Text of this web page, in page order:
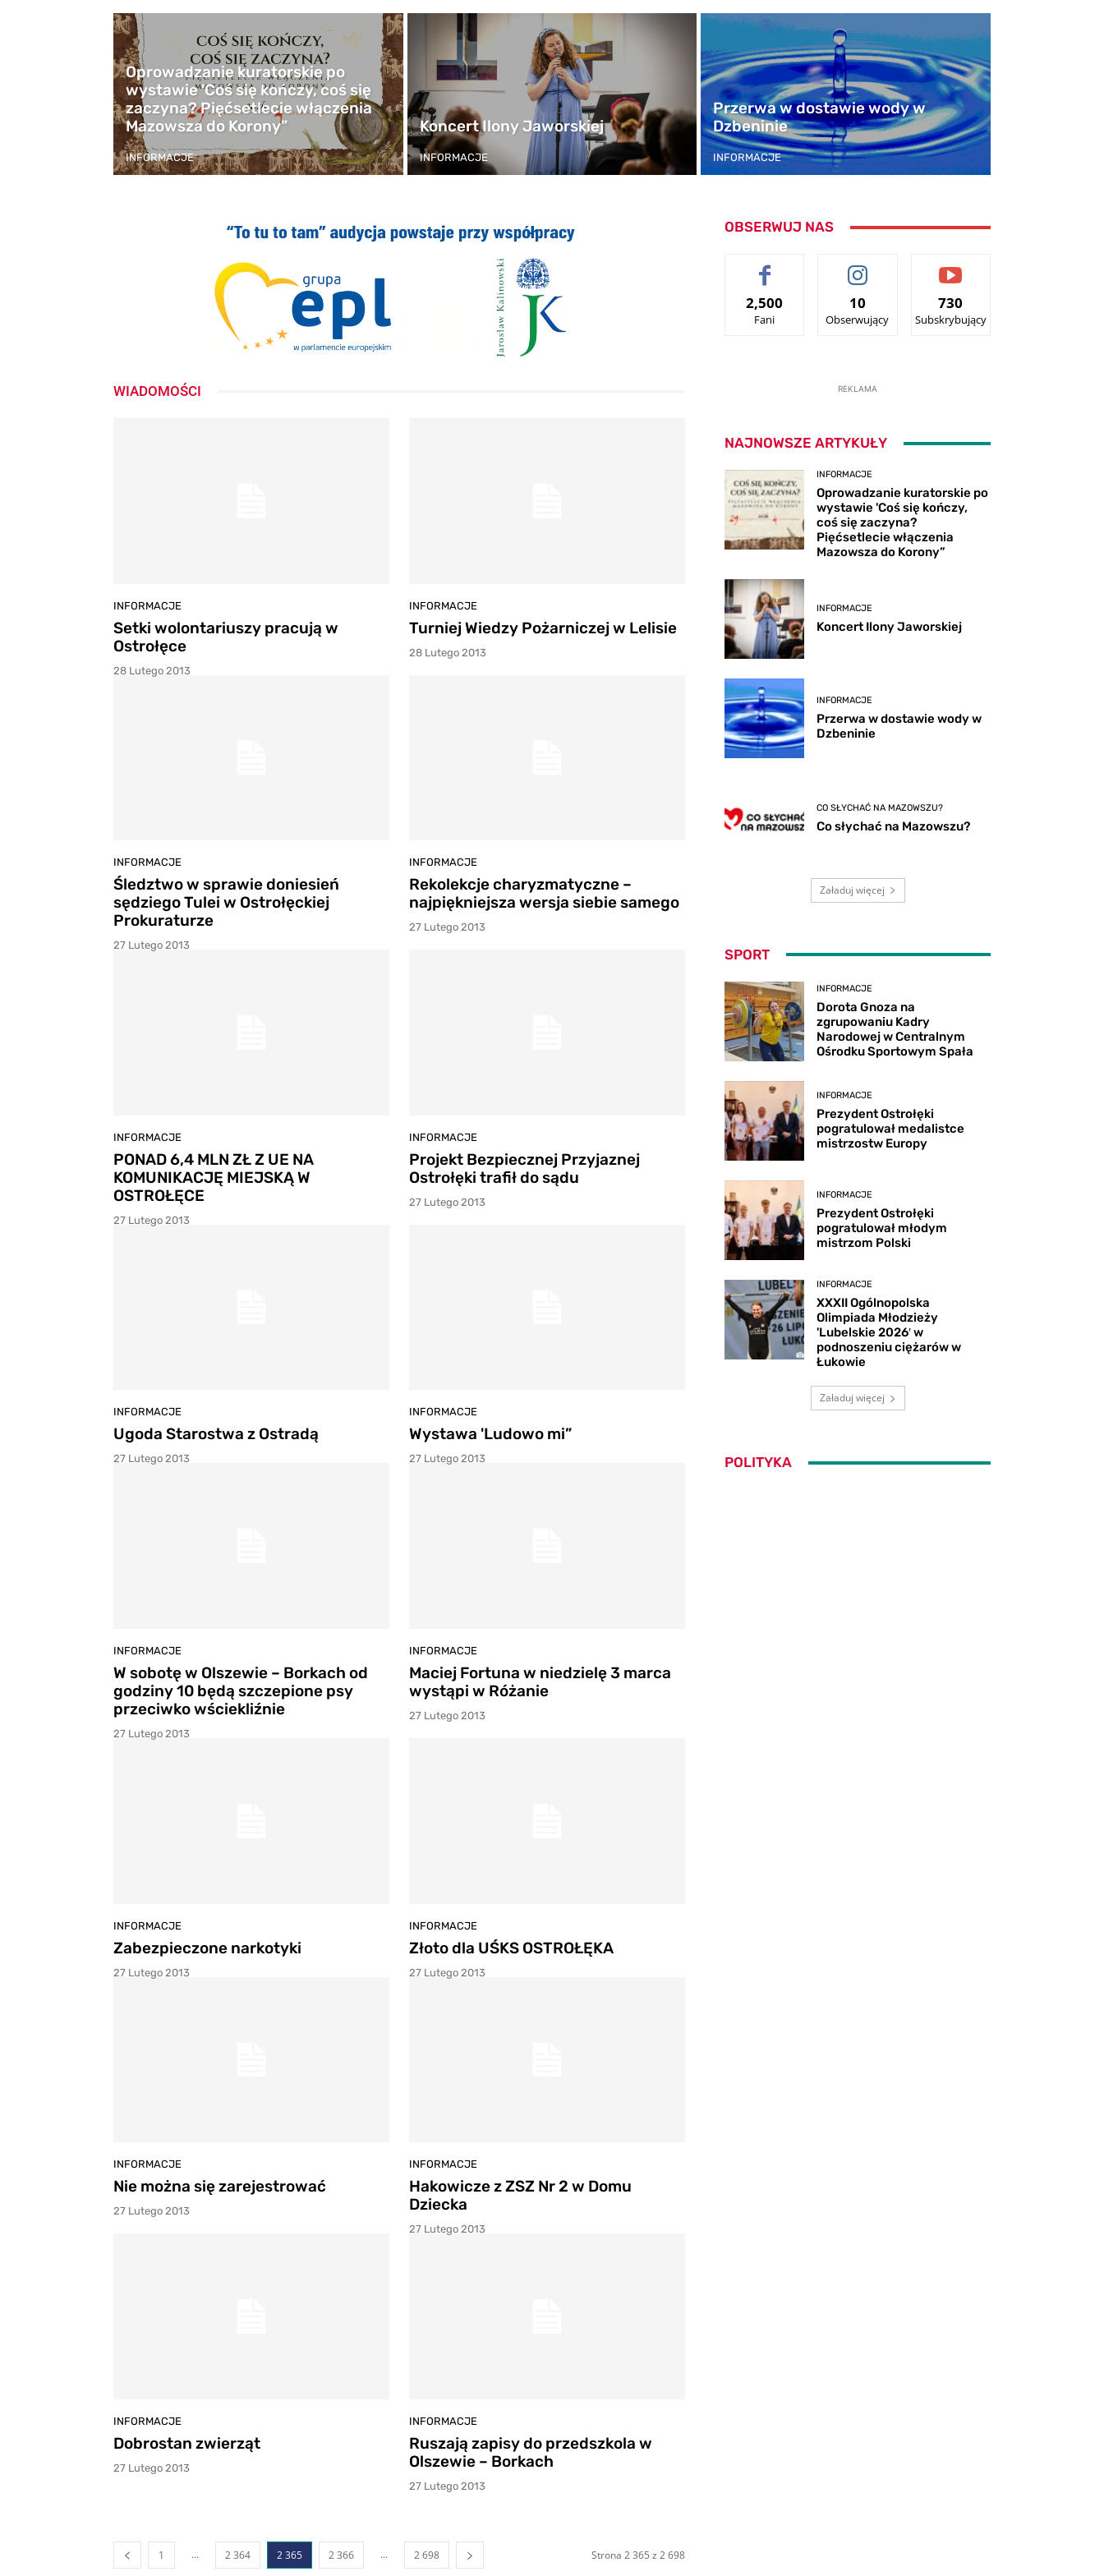
Oprowadzanie kuratorskie po
wystawie 'Coś się kończy, coś się
zaczyna? Pięćsetlecie włączenia
Mazowsza do Korony”
INFORMACJE
Koncert Ilony Jaworskiej
INFORMACJE
Przerwa w dostawie wody w
Dzbeninie
INFORMACJE
WIADOMOŚCI
INFORMACJE
Setki wolontariuszy pracują w
Ostrołęce
28 Lutego 2013
INFORMACJE
Turniej Wiedzy Pożarniczej w Lelisie
28 Lutego 2013
INFORMACJE
Śledztwo w sprawie doniesień
sędziego Tulei w Ostrołęckiej
Prokuraturze
27 Lutego 2013
INFORMACJE
Rekolekcje charyzmatyczne –
najpiękniejsza wersja siebie samego
27 Lutego 2013
INFORMACJE
PONAD 6,4 MLN ZŁ Z UE NA
KOMUNIKACJĘ MIEJSKĄ W
OSTROŁĘCE
27 Lutego 2013
INFORMACJE
Projekt Bezpiecznej Przyjaznej
Ostrołęki trafił do sądu
27 Lutego 2013
INFORMACJE
Ugoda Starostwa z Ostradą
27 Lutego 2013
INFORMACJE
Wystawa 'Ludowo mi”
27 Lutego 2013
INFORMACJE
W sobotę w Olszewie – Borkach od
godziny 10 będą szczepione psy
przeciwko wściekliźnie
27 Lutego 2013
INFORMACJE
Maciej Fortuna w niedzielę 3 marca
wystąpi w Różanie
27 Lutego 2013
INFORMACJE
Zabezpieczone narkotyki
27 Lutego 2013
INFORMACJE
Złoto dla UŚKS OSTROŁĘKA
27 Lutego 2013
INFORMACJE
Nie można się zarejestrować
27 Lutego 2013
INFORMACJE
Hakowicze z ZSZ Nr 2 w Domu
Dziecka
27 Lutego 2013
INFORMACJE
Dobrostan zwierząt
27 Lutego 2013
INFORMACJE
Ruszają zapisy do przedszkola w
Olszewie – Borkach
27 Lutego 2013
1 ... 2 364 2 365 2 366 ... 2 698 Strona 2 365 z 2 698
OBSERWUJ NAS
2,500
Fani
10
Obserwujący
730
Subskrybujący
REKLAMA
NAJNOWSZE ARTYKUŁY
INFORMACJE
Oprowadzanie kuratorskie po
wystawie 'Coś się kończy,
coś się zaczyna?
Pięćsetlecie włączenia
Mazowsza do Korony”
INFORMACJE
Koncert Ilony Jaworskiej
INFORMACJE
Przerwa w dostawie wody w
Dzbeninie
CO SŁYCHAĆ NA MAZOWSZU?
Co słychać na Mazowszu?
Załaduj więcej
SPORT
INFORMACJE
Dorota Gnoza na
zgrupowaniu Kadry
Narodowej w Centralnym
Ośrodku Sportowym Spała
INFORMACJE
Prezydent Ostrołęki
pogratulował medalistce
mistrzostw Europy
INFORMACJE
Prezydent Ostrołęki
pogratulował młodym
mistrzom Polski
INFORMACJE
XXXII Ogólnopolska
Olimpiada Młodzieży
'Lubelskie 2026′ w
podnoszeniu ciężarów w
Łukowie
Załaduj więcej
POLITYKA